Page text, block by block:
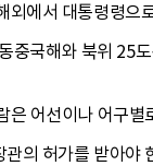
외에서 대통령령으
중국해와 북위 25
은 어선이나 어구
의 허가를 받아야